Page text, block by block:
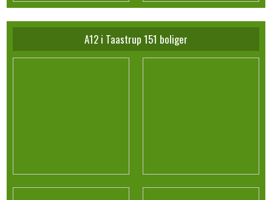
A12 i Taastrup 151 boliger